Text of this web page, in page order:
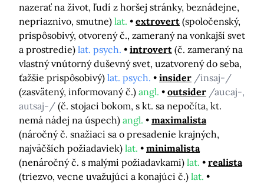
nazerať na život, ľudí z horšej stránky, beznádejne,
nepriaznivo, smutne) lat. extrovert (spoločenský,
prispôsobivý, otvorený č., zameraný na vonkajší svet
a prostredie) lat. psych. introvert (č. zameraný na
vlastný vnútorný duševný svet, uzatvorený do seba,
ťažšie prispôsobivý) lat. psych. insider /insaj-/
(zasvätený, informovaný č.) angl. outsider /aucaj-,
autsaj-/ (č. stojaci bokom, s kt. sa nepočíta, kt.
nemá nádej na úspech) angl.
maximalista
(náročný č. snažiaci sa o presadenie krajných,
najväčších požiadaviek) lat.
minimalista
(nenáročný č. s malými požiadavkami) lat.
realista
(triezvo, vecne uvažujúci a konajúci č.) lat.